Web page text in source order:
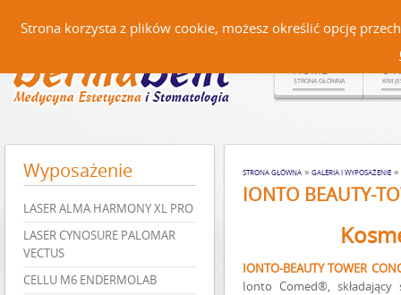
HOME
STRONA GŁÓWNA
O
KIM
STRONA GŁÓWNA » GALERIA I WYPOSAŻENIE »
IONTO BEAUTY-
IONTO-BEAUTY TOWER
Ionto Comed®,
Wyposażenie
LASER ALMA HARMONY XL PRO
LASER CYNOSURE PALOMAR
VECTUS
CELLU M6 ENDERMOLAB
Strona korzysta z plików cookie, możesz określić opcję